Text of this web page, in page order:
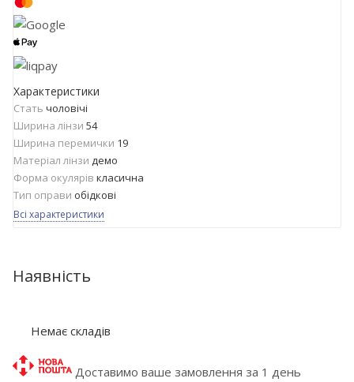
Характеристики
Стать чоловічі
Ширина лінзи 54
Ширина перемички 19
Матеріал лінзи демо
Форма окулярів класична
Тип оправи обідкові
Всі характеристики
Наявність
Немає складів
Доставимо ваше замовлення за 1 день